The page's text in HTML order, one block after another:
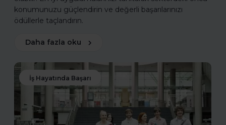
konumunuzu güçlendirin ve değerli başarılarınızı
ödüllerle taçlandırın.
Daha fazla oku
İş Hayatında Başarı